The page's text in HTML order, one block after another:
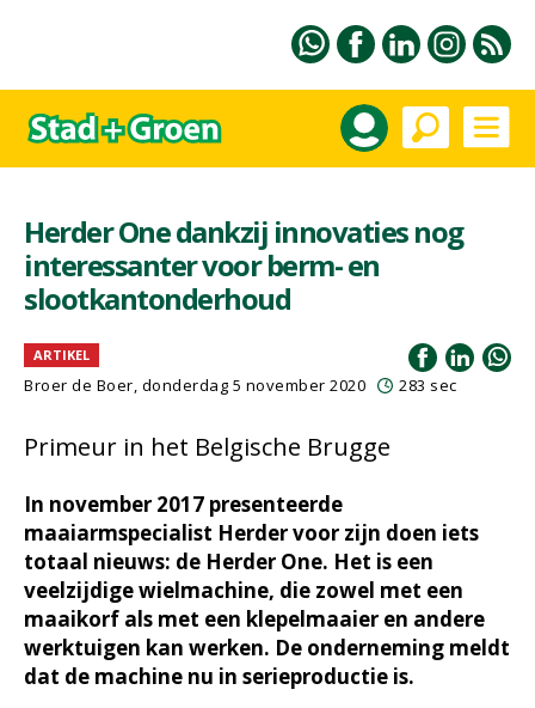
Herder One dankzij innovaties nog
interessanter voor berm- en
slootkantonderhoud
ARTIKEL
Broer de Boer, donderdag 5 november 2020 283 sec
Primeur in het Belgische Brugge
In november 2017 presenteerde
maaiarmspecialist Herder voor zijn doen iets
totaal nieuws: de Herder One. Het is een
veelzijdige wielmachine, die zowel met een
maaikorf als met een klepelmaaier en andere
werktuigen kan werken. De onderneming meldt
dat de machine nu in serieproductie is.